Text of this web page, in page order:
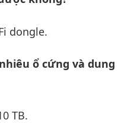
dongle.
ổ cứng và dung
TB.